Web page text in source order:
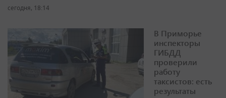
сегодня, 18:14
В Приморье
инспекторы
ГИБДД
проверили
работу
таксистов: есть
результаты